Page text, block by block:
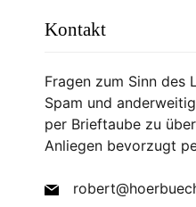
Kontakt
Fragen zum Sinn des
Spam und
per Brieftaube zu
Anliegen bevorzugt